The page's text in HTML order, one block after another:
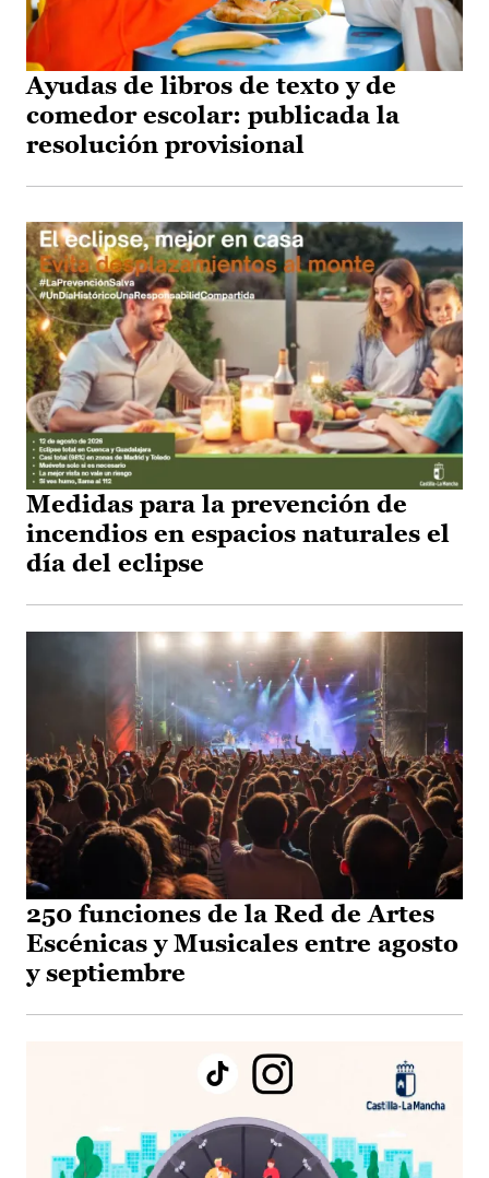
Ayudas de libros de texto y de
comedor escolar: publicada la
resolución provisional
Medidas para la prevención de
incendios en espacios naturales el
día del eclipse
250 funciones de la Red de Artes
Escénicas y Musicales entre agosto
y septiembre